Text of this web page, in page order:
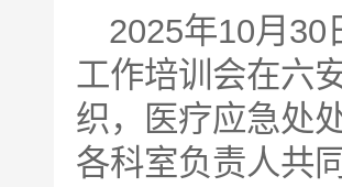
2025年10月30
工作培训会在六
织，医疗应急处
各科室负责人共